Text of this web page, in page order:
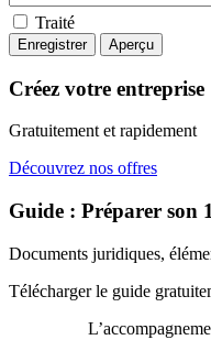
Traité
Créez votre entreprise
Gratuitement et rapidement
Découvrez nos offres
Guide : Préparer son
Documents juridiques,
Télécharger le guide